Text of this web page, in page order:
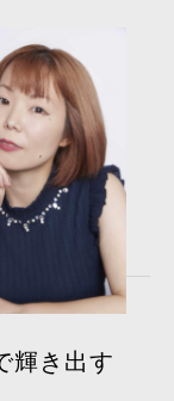
輝き出す